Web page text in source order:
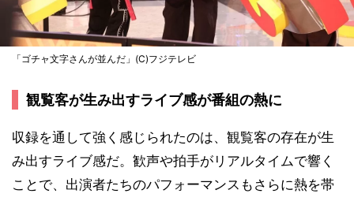
「ゴチャ文字さんが並んだ」(C)フジテレビ
観覧客が生み出すライブ感が番組の熱に
収録を通して強く感じられたのは、観覧客の存在が生
み出すライブ感だ。歓声や拍手がリアルタイムで響く
ことで、出演者たちのパフォーマンスもさらに熱を帯